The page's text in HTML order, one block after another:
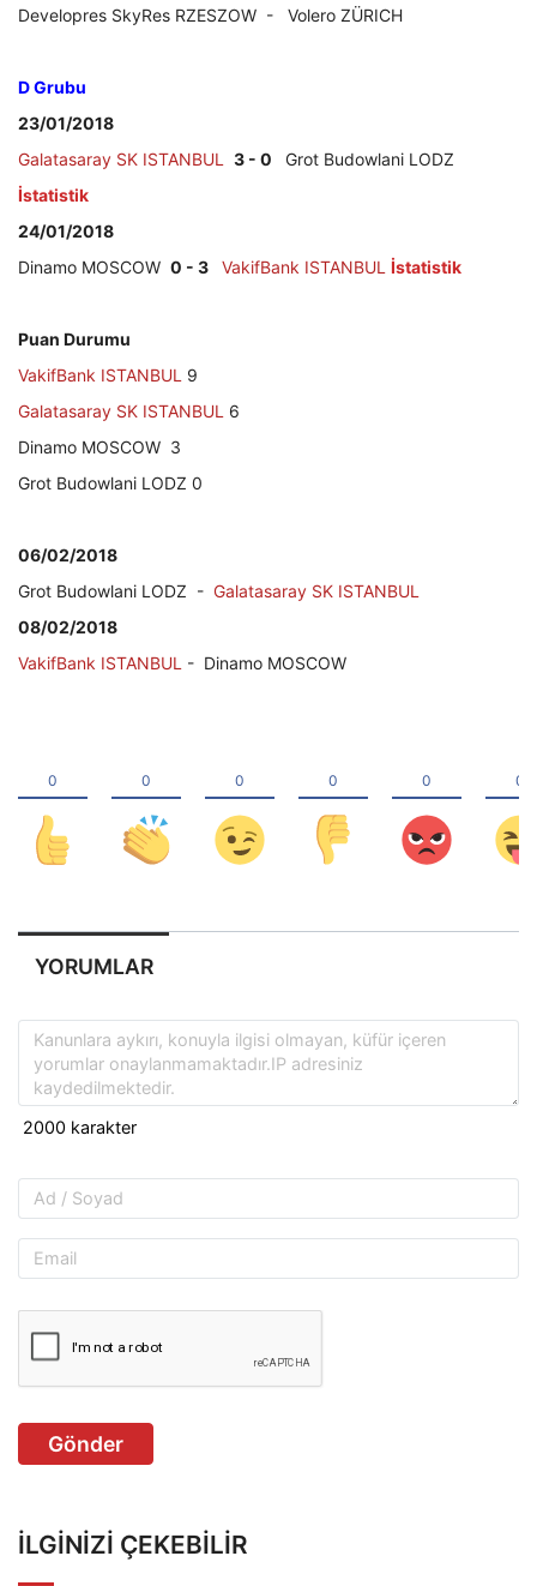
Developres SkyRes RZESZOW - Volero ZÜRICH
D Grubu
23/01/2018
Galatasaray SK ISTANBUL
3 - 0
Grot Budowlani LODZ
İstatistik
24/01/2018
Dinamo MOSCOW 0 - 3 VakifBank ISTANBUL İstatistik
Puan Durumu
VakifBank ISTANBUL 9
Galatasaray SK ISTANBUL 6
Dinamo MOSCOW 3
Grot Budowlani LODZ 0
06/02/2018
Grot Budowlani LODZ - Galatasaray SK ISTANBUL
08/02/2018
VakifBank ISTANBUL - Dinamo MOSCOW
YORUMLAR
Gönder
İLGINIZI ÇEKEBILIR